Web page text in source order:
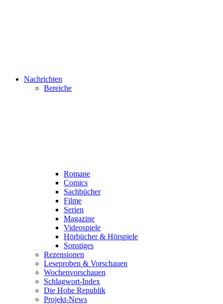
Nachrichten
Bereiche
Romane
Comics
Sachbücher
Filme
Serien
Magazine
Videospiele
Hörbücher & Hörspiele
Sonstiges
Rezensionen
Leseproben & Vorschauen
Wochenvorschauen
Schlagwort-Index
Die Hohe Republik
Projekt-News